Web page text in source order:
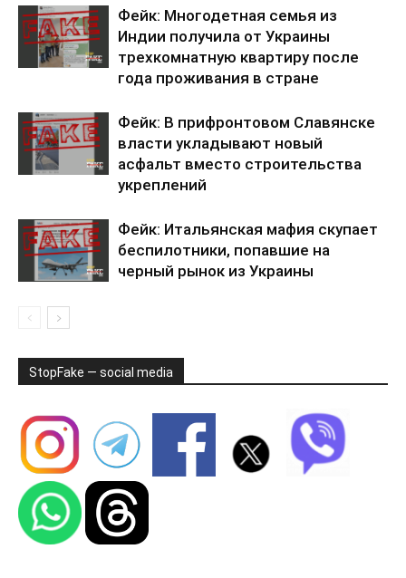
Фейк: Многодетная семья из
Индии получила от Украины
трехкомнатную квартиру после
года проживания в стране
Фейк: В прифронтовом Славянске
власти укладывают новый
асфальт вместо строительства
укреплений
Фейк: Итальянская мафия скупает
беспилотники, попавшие на
черный рынок из Украины
StopFake — social media